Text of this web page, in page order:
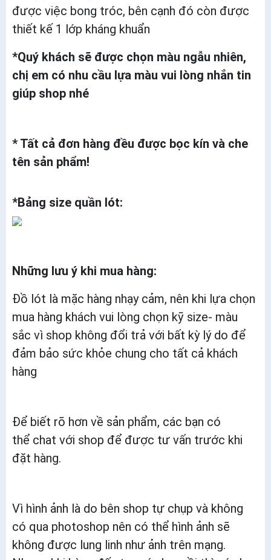
được việc bong tróc, bên cạnh đó còn được
thiết kế 1 lớp kháng khuẩn
*Quý khách sẽ được chọn màu ngẫu nhiên,
chị em có nhu cầu lựa màu vui lòng nhắn tin
giúp shop nhé
* Tất cả đơn hàng đều được bọc kín và che
tên sản phẩm!
*Bảng size quần lót:
Những lưu ý khi mua hàng:
Đồ lót là mặc hàng nhạy cảm, nên khi lựa chọn
mua hàng khách vui lòng chọn kỹ size- màu
sắc vì shop không đổi trả với bất kỳ lý do để
đảm bảo sức khỏe chung cho tất cả khách
hàng
Để biết rõ hơn về sản phẩm, các bạn có
thể chat với shop để được tư vấn trước khi
đặt hàng.
Vì hình ảnh là do bên shop tự chụp và không
có qua photoshop nên có thể hình ảnh sẽ
không được lung linh như ảnh trên mạng.